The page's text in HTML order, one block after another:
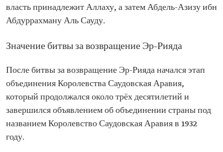
власть принадлежит Аллаху, а затем Абдель-Азизу ибн
Абдуррахману Аль Сауду.
Значение битвы за возвращение Эр-Рияда
После битвы за возвращение Эр-Рияда начался этап
объединения Королевства Саудовская Аравия,
который продолжался около трёх десятилетий и
завершился объявлением об объединении страны под
названием Королевство Саудовская Аравия в 1932
году.